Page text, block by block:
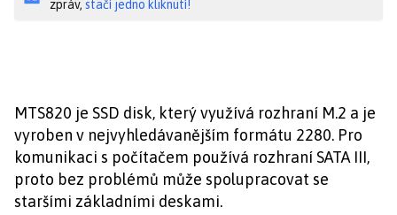
zpráv, stačí jedno kliknutí!
MTS820 je SSD disk, který využívá rozhraní M.2 a je
vyroben v nejvyhledávanějším formátu 2280. Pro
komunikaci s počítačem používá rozhraní SATA III,
proto bez problémů může spolupracovat se
staršími základními deskami.